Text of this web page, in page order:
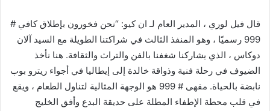
قال فيل لوري ، المدير العام لـ ان كيو: “نحن فخورون بإطلاق كافي #
999 رسميًا ، وهو المنفذ الثالث في شراكتنا الطويلة مع السيد آلان
دوكاس ، الذي يشاركنا شغفنا بالفن والتراث والثقافة. هنا نأخذ
الضيوف في رحلة فنية وذواقة خالدة إلى إيطاليا في أجواء ريترو بوب
نابضة بالحياة. مقهى # 999 هو الوجهة المثالية لتناول الطعام ، ويقع
في قلب محطة الإطفاء المطلة على حديقة البدع وأفق الخليج